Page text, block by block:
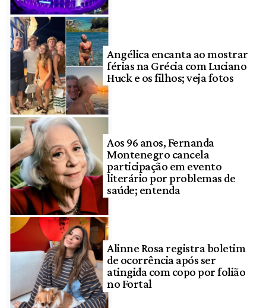
Angélica encanta ao mostrar
férias na Grécia com Luciano
Huck e os filhos; veja fotos
Aos 96 anos, Fernanda
Montenegro cancela
participação em evento
literário por problemas de
saúde; entenda
Alinne Rosa registra boletim
de ocorrência após ser
atingida com copo por folião
no Fortal